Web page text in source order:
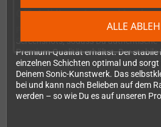
ALLE
Offiziell lizensiert und
Pixel Frames verwendet
Screenshots, sodass Du
Premium-Qualität erhältst. Der stabile
einzelnen Schichten optimal und
Deinem Sonic-Kunstwerk. Das
bei und kann nach Belieben auf dem
werden – so wie Du es auf unseren